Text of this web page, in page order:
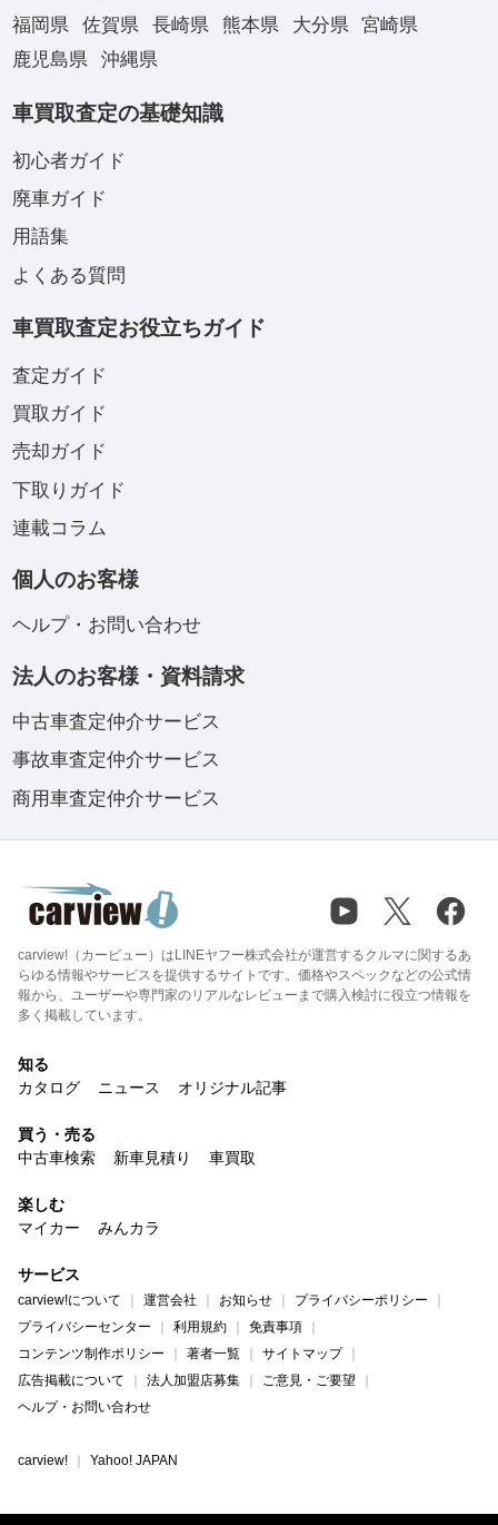
福岡県
佐賀県 長崎県 熊本県 大分県
宮崎県
鹿児島県
沖縄県
車買取査定の基礎知識
初心者ガイド
廃車ガイド
用語集
よくある質問
車買取査定お役立ちガイド
査定ガイド
買取ガイド
売却ガイド
下取りガイド
連載コラム
個人のお客様
ヘルプ・お問い合わせ
法人のお客様・資料請求
中古車査定仲介サービス
事故車査定仲介サービス
商用車査定仲介サービス
carview!（カービュー）はLINEヤフー株式会社が運営するクルマに関するあ
らゆる情報やサービスを提供するサイトです。価格やスペックなどの公式情
報から、ユーザーや専門家のリアルなレビューまで購入検討に役立つ情報を
多く掲載しています。
知る
カタログ
ニュース オリジナル記事
買う・売る
中古車検索
新車見積り 車買取
楽しむ
マイカー
みんカラ
サービス
carview!について 運営会社 お知らせ
プライバシーポリシー
プライバシーセンター
利用規約
免責事項
コンテンツ制作ポリシー
著者一覧
サイトマップ
広告掲載について
法人加盟店募集
ご意見・ご要望
ヘルプ・お問い合わせ
carview! Yahoo! JAPAN